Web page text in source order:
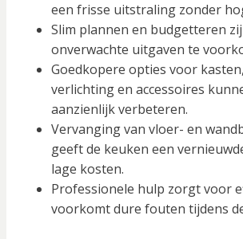
een frisse uitstraling zonder
Slim plannen en budgetteren
onverwachte uitgaven te
Goedkopere opties voor
verlichting en accessoires
aanzienlijk verbeteren.
Vervanging van vloer- en
geeft de keuken een
lage kosten.
Professionele hulp zorgt voor
voorkomt dure fouten tijdens